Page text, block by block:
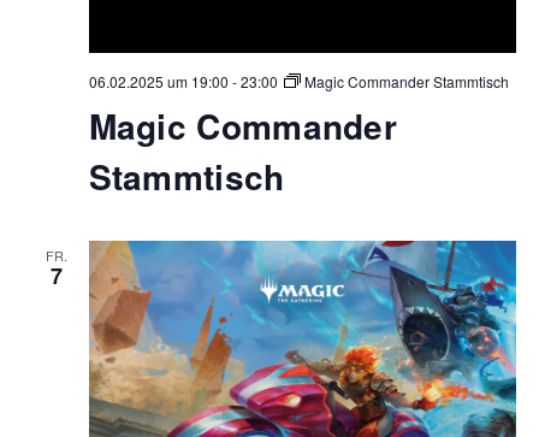
06.02.2025 um 19:00 -23:00 Magic Commander Stammtisch
Magic Commander
Stammtisch
FR.
7